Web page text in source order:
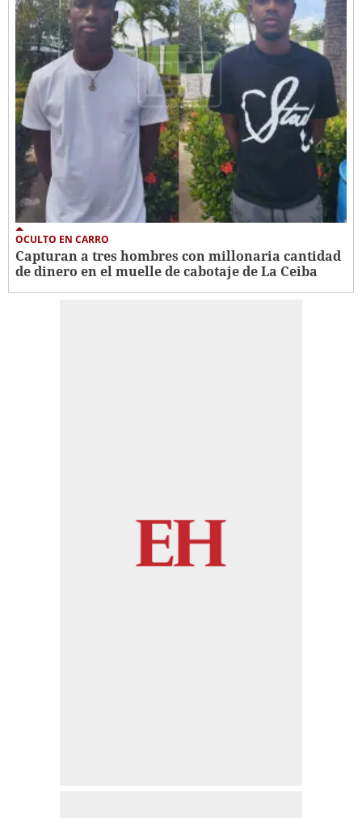
OCULTO EN CARRO
Capturan a tres hombres con millonaria cantidad
de dinero en el muelle de cabotaje de La Ceiba